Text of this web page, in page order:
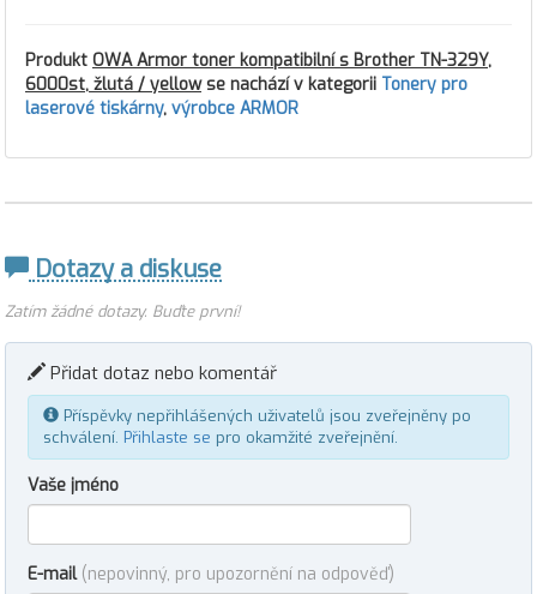
Produkt OWA Armor toner kompatibilní s Brother TN-329Y,
6000st, žlutá / yellowse nachází v kategorii Tonery pro
laserové tiskárny, výrobce ARMOR
Dotazy a diskuse
Zatím žádné dotazy. Buďte první!
Přidat dotaz nebo komentář
Příspěvky nepřihlášených uživatelů jsou zveřejněny po
schválení. Přihlaste se pro okamžité zveřejnění.
Vaše jméno
E-mail (nepovinný, pro upozornění na odpověď)